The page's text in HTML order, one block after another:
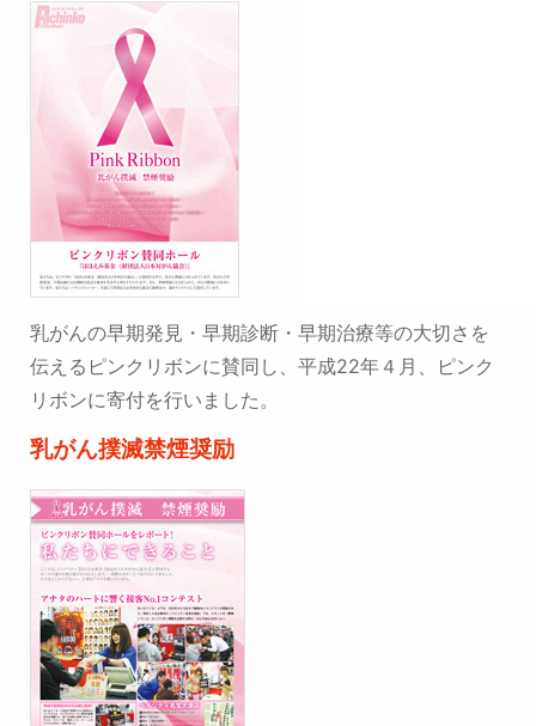
乳がんの早期発見・早期診断・早期治療等の大切さを
伝えるピンクリボンに賛同し、平成22年４月、ピンク
リボンに寄付を行いました。
乳がん撲滅禁煙奨励